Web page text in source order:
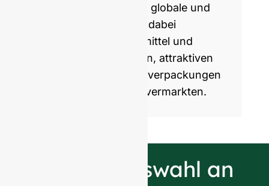
Glasverpackungen für globale und
lokale Marken, die wir dabei
unterstützen, Lebensmittel und
Getränke mit gesunden, attraktiven
und nachhaltigen Glasverpackungen
zu verpacken und zu vermarkten.
Unsere Auswahl an